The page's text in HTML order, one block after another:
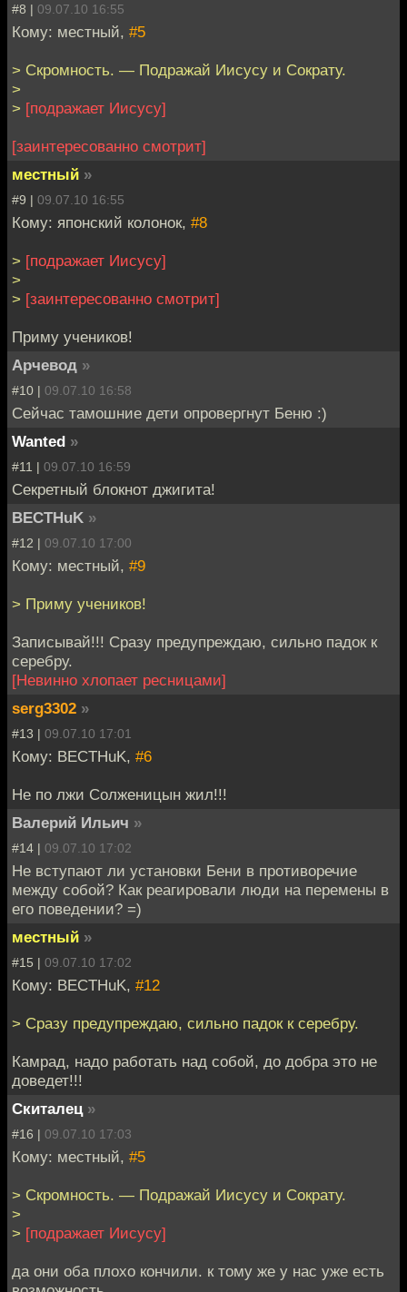
#8 | 09.07.10 16:55
Кому: местный, #5
> Скромность. — Подражай Иисусу и Сократу.
>
> [подражает Иисусу]
[заинтересованно смотрит]
местный »
#9 | 09.07.10 16:55
Кому: японский колонок, #8
> [подражает Иисусу]
>
> [заинтересованно смотрит]
Приму учеников!
Арчевод »
#10 | 09.07.10 16:58
Сейчас тамошние дети опровергнут Беню :)
Wanted »
#11 | 09.07.10 16:59
Секретный блокнот джигита!
BECTHuK »
#12 | 09.07.10 17:00
Кому: местный, #9
> Приму учеников!
Записывай!!! Сразу предупреждаю, сильно падок к
серебру.
[Невинно хлопает ресницами]
serg3302 »
#13 | 09.07.10 17:01
Кому: BECTHuK, #6
Не по лжи Солженицын жил!!!
Валерий Ильич »
#14 | 09.07.10 17:02
Не вступают ли установки Бени в противоречие
между собой? Как реагировали люди на перемены в
его поведении? =)
местный »
#15 | 09.07.10 17:02
Кому: BECTHuK, #12
> Сразу предупреждаю, сильно падок к серебру.
Камрад, надо работать над собой, до добра это не
доведет!!!
Скиталец »
#16 | 09.07.10 17:03
Кому: местный, #5
> Скромность. — Подражай Иисусу и Сократу.
>
> [подражает Иисусу]
да они оба плохо кончили. к тому же у нас уже есть